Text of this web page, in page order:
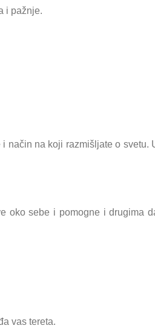
i pažnje.
način na koji razmišljate o svetu.
oko sebe i pomogne i drugima
vas tereta.